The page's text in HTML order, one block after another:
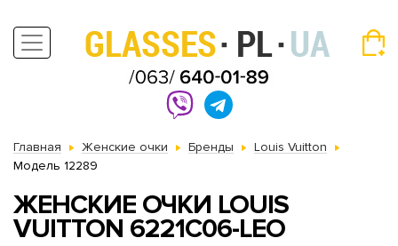
Главная Женские очки Бренды
Louis Vuitton
Модель 12289
ЖЕНСКИЕ ОЧКИ LOUIS
VUITTON 6221C06-LEO